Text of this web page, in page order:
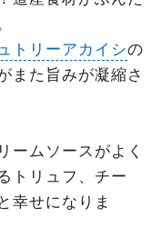
トリーアカイシの
また旨みが凝縮さ
ームソースがよく
トリュフ、チー
幸せになりま